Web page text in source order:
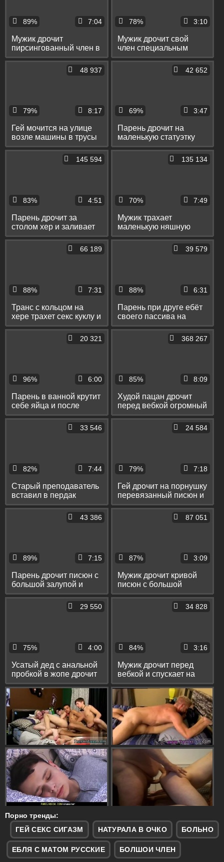
89% 7:04
Мужик дрочит
пирсингованный член в
слоумо и заливает
78% 3:10
Мужик дрочит свой
член специальным
вибратором и заливает
79%
48 937
8:17
Гей мочится на улице
возле машины в трусы
и дрочит свой
пирсингованный член
69%
42 652
3:47
Парень дрочит на
маленькую статуэтку
няшной девки и
заливает её спермой
83%
145 594
4:51
Парень дрочит за
столом хер и заливает
спермой бритый лобок
70%
135 134
7:49
Мужик трахает
маленькую няшную
куклу и заливает её
густой спермой
88%
66 189
7:31
Транс с кольцом на
хере трахет секс куклу и
заливает ей одежду
88%
39 579
6:31
Парень при друге ебёт
своего пассива на
кровати в пердак и
заливает его спермой
96%
20 321
6:00
Парень в ванной крутит
себе яйца и после
дрочки заливает
спермой ладонь
85%
368 267
8:09
Худой пацан дрочит
перед вебкой огромный
член и брызгает
82%
33 546
7:44
Старый преподаватель
вставил в пердак
длинный дилдо и
подрочил большой член
79%
24 584
7:18
Гей дрочит на порнушку
перевязанный писюн и
снимает оргазм в
89%
43 386
7:15
Парень дрочит писюн с
большой залупой и
красиво кончает в
87%
87 051
3:09
Мужик дрочит кривой
писюн с большой
залупой и кончает на
75%
29 550
4:00
Усатый дед с анальной
пробкой в жопе дрочит
в кресле пенис и
кончает на стол
84%
34 828
3:16
Мужик дрочит перед
вебкой и спускает на
стол свою густую
сперму
Порно тренды:
ГЕЙ СЕКС СИГАЗМ
НАТУРАЛА В ОЧКО БОЛЬНО
ЕБЛЯ С МАТОМ РУССКИЕ БОЛШОИ ЧЛЕН